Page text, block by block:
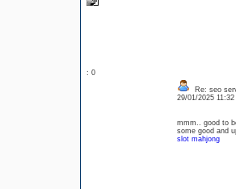
: 0
Re: seo
29/01/2025
mmm.. good to
some good and
slot mahjong